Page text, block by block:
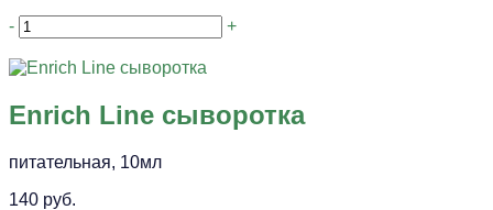
- +
Enrich Line сыворотка
питательная, 10мл
140 руб.